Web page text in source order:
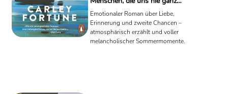
verlassen
Emotionaler Roman über Liebe,
Erinnerung und zweite Chancen –
atmosphärisch erzählt und voller
melancholischer Sommermomente.